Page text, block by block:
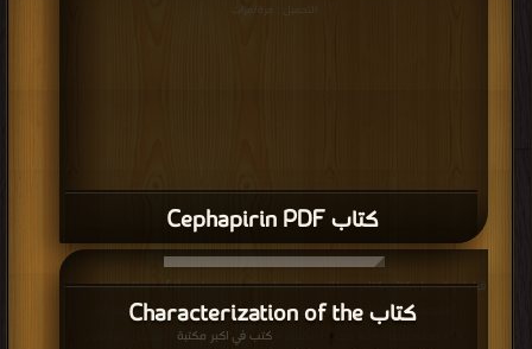
كتاب Cephapirin PDF
التحميل : مرة/مرات
كتاب Characterization of the
قراءة و تحميل كتاب كتاب Characterization of the pharmacokinetic disposition
of levofloxacin in stallions after intravenous and intramuscular
كتب في اكبر مكتبة